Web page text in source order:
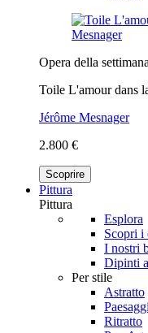
Opera della settimana
Toile L'amour dans
Jérôme Mesnager
2.800 €
Scoprire
Pittura
Pittura
Esplora
Scopri i
I nostri
Dipinti
Per stile
Astratto
Ritratto